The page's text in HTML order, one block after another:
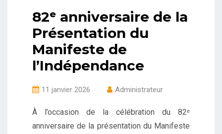
82ᵉ anniversaire de la
Présentation du
Manifeste de
l’Indépendance
11 janvier 2026 Administrateur
À l’occasion de la célébration du 82ᵉ
anniversaire de la présentation du Manifeste